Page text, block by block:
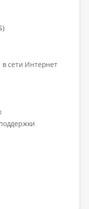
сети Интернет